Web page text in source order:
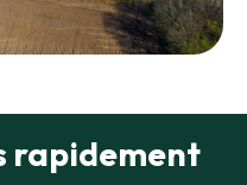
rapidement